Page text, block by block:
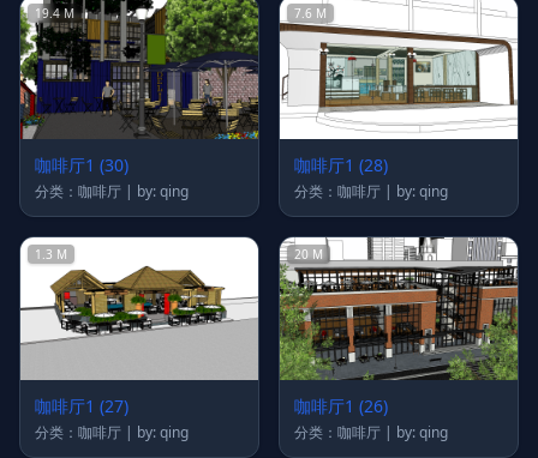
19.4 M
咖啡厅1 (30)
分类：咖啡厅 | by: qing
7.6 M
咖啡厅1 (28)
分类：咖啡厅 | by: qing
1.3 M
咖啡厅1 (27)
分类：咖啡厅 | by: qing
20 M
咖啡厅1 (26)
分类：咖啡厅 | by: qing